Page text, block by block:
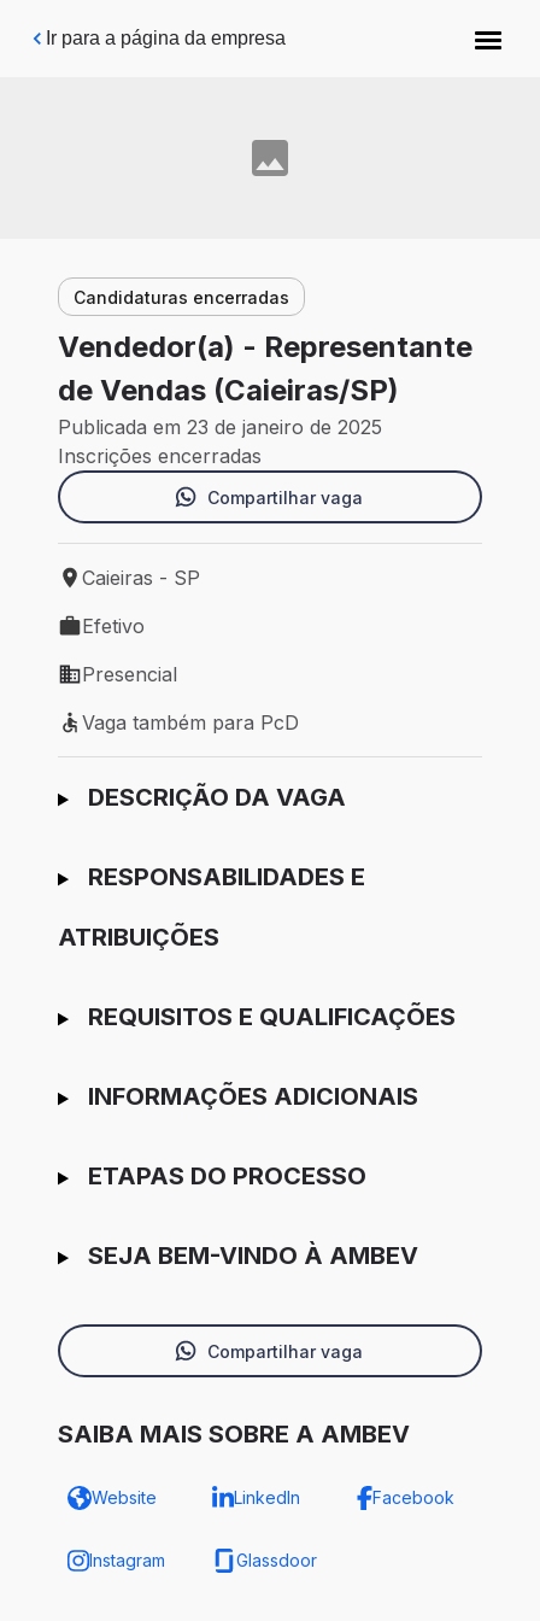
Pular para o conteúdo principal
Ir para a página da empresa
Candidaturas encerradas
Vendedor(a) - Representante
de Vendas (Caieiras/SP)
Publicada em 23 de janeiro de 2025
Inscrições encerradas
Compartilhar vaga
Local de trabalho: Caieiras - SP
Caieiras - SP
Tipo de vaga: Efetivo
Efetivo
Modelo de trabalho: Presencial
Presencial
Vaga também para PcD
Vaga também para PcD
Ir para candidatura
DESCRIÇÃO DA VAGA
RESPONSABILIDADES E
ATRIBUIÇÕES
REQUISITOS E QUALIFICAÇÕES
INFORMAÇÕES ADICIONAIS
ETAPAS DO PROCESSO
SEJA BEM-VINDO À AMBEV
Compartilhar vaga
SAIBA MAIS SOBRE A AMBEV
Website LinkedIn Facebook
Instagram Glassdoor